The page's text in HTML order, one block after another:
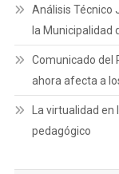
Análisis Técnico
la Municipalidad
Comunicado del
ahora afecta a
La virtualidad
pedagógico